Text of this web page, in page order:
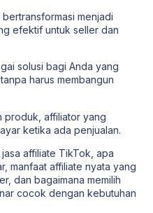
menjadi
efektif untuk seller dan
solusi bagi Anda yang
harus membangun
produk, affiliator yang
ketika ada penjualan.
affiliate TikTok, apa
manfaat affiliate nyata yang
dan bagaimana memilih
cocok dengan kebutuhan